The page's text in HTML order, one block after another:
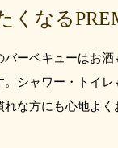
くなる
バーベキューはお
。シャワー・トイ
れな方にも心地よ